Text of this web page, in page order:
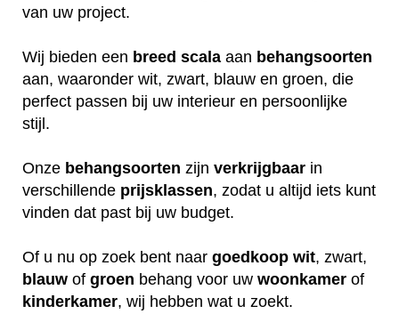
van uw project.
Wij bieden een breed scala aan behangsoorten
aan, waaronder wit, zwart, blauw en groen, die
perfect passen bij uw interieur en persoonlijke
stijl.
Onze behangsoorten zijn verkrijgbaar in
verschillende prijsklassen, zodat u altijd iets kunt
vinden dat past bij uw budget.
Of u nu op zoek bent naar goedkoop wit, zwart,
blauw of groen behang voor uw woonkamer of
kinderkamer, wij hebben wat u zoekt.